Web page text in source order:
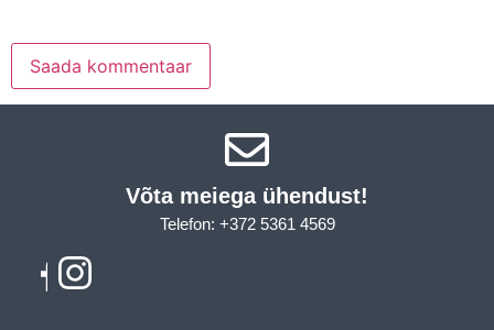
Võta meiega ühendust!​
Telefon: +372 5361 4569